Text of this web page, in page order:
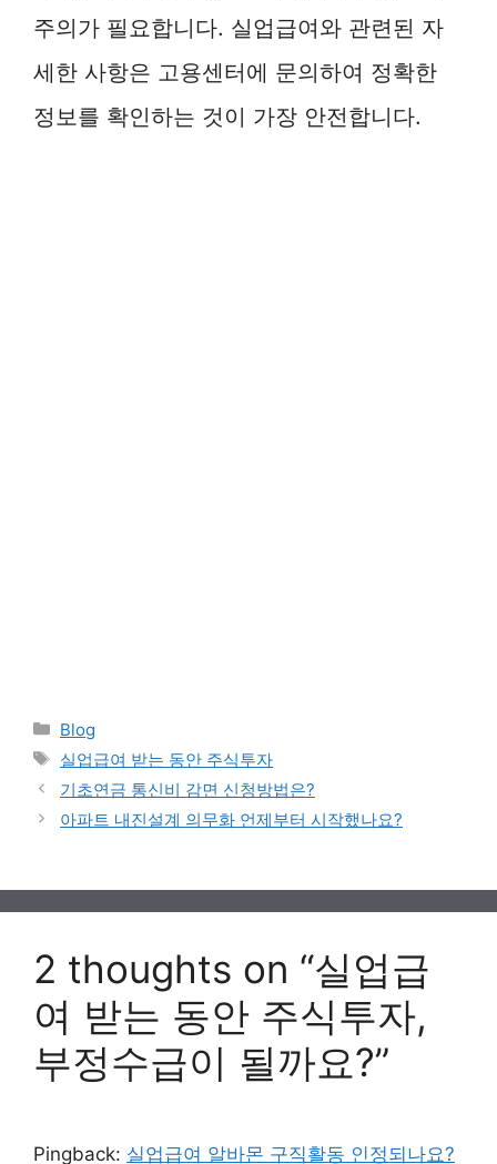
주의가 필요합니다. 실업급여와 관련된 자
세한 사항은 고용센터에 문의하여 정확한
정보를 확인하는 것이 가장 안전합니다.
Categories
Blog
Tags
실업급여 받는 동안 주식투자
기초연금 통신비 감면 신청방법은?
아파트 내진설계 의무화 언제부터 시작했나요?
2 thoughts on “실업급
여 받는 동안 주식투자,
부정수급이 될까요?”
Pingback: 실업급여 알바몬 구직활동 인정되나요?